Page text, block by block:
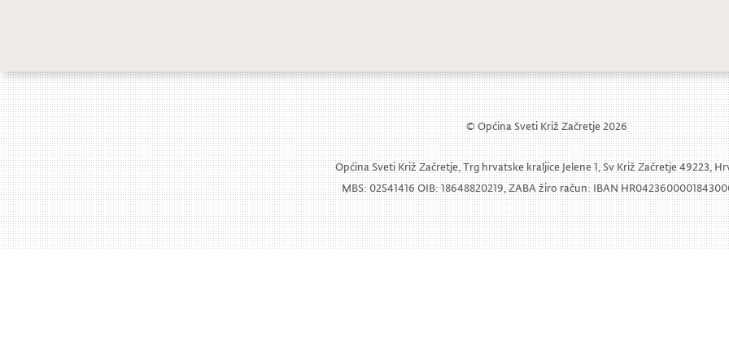
© Općina Sveti Križ Začretje 2026
Općina Sveti Križ Začretje, Trg hrvatske kraljice Jelene 1, Sv Križ Začretje 49223,
MBS: 02541416 OIB: 18648820219, ZABA žiro račun: IBAN